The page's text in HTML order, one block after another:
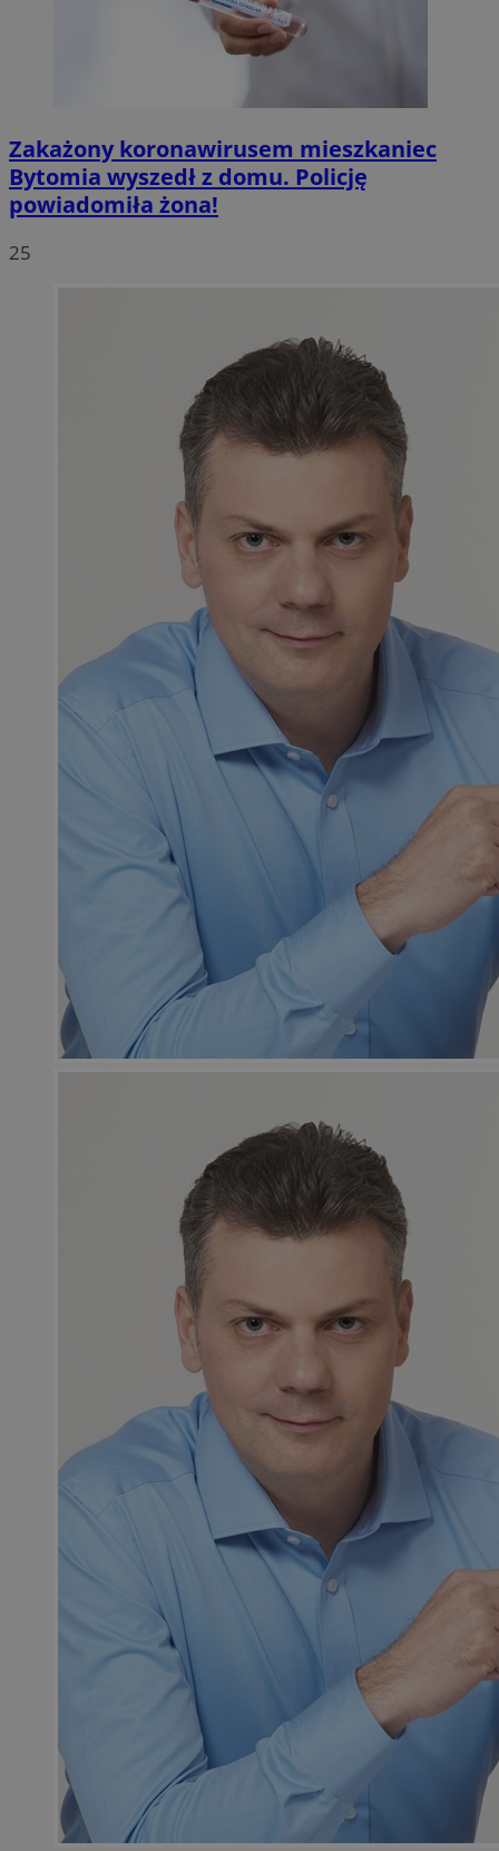
Zakażony koronawirusem mieszkaniec
Bytomia wyszedł z domu. Policję
powiadomiła żona!
25